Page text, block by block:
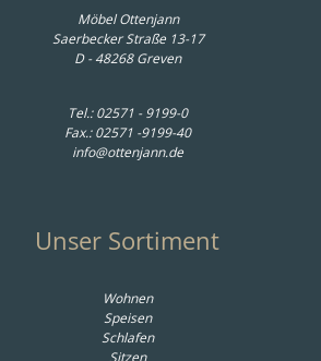
1.685,00 € *
Möbel Ottenjann
Saerbecker Straße 13-17
D - 48268 Greven
Tel.:02571 - 9199-0
Fax.: 02571 -9199-40
info@ottenjann.de
Unser Sortiment
Wohnen
Speisen
Schlafen
Sitzen